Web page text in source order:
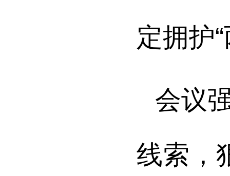
定拥护
会议
线索